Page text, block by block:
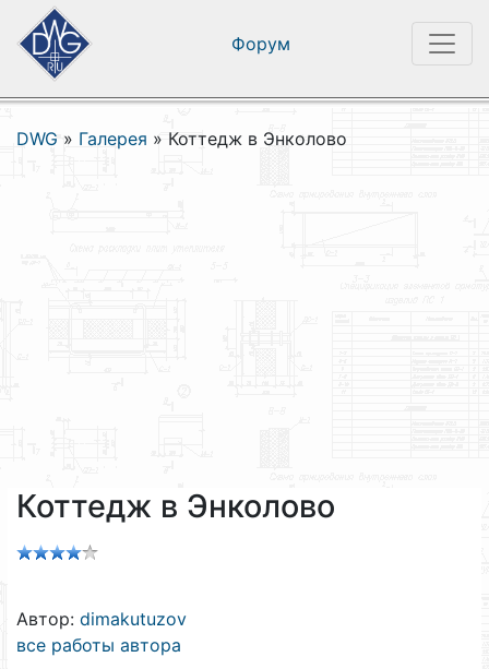
Форум
DWG » Галерея » Коттедж в Энколово
Коттедж в Энколово
Автор: dimakutuzov
все работы автора